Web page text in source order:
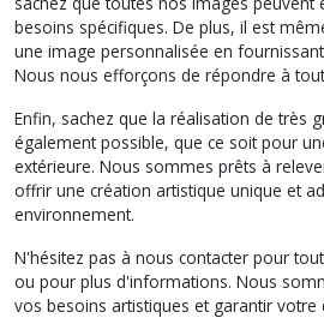
besoins spécifiques. De plus, il est
une image personnalisée en
Nous nous efforçons de répondre à
Enfin, sachez que la réalisation de très
également possible, que ce soit pour
extérieure. Nous sommes prêts à
offrir une création artistique unique et
environnement.
N'hésitez pas à nous contacter pour
ou pour plus d'informations. Nous
vos besoins artistiques et garantir votre